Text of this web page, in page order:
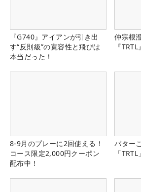
『G740』アイアンが引き出
す“反則級”の寛容性と飛びは
本当だった！
仲宗根
『
8-9月のプレーに2回使える！
コース限定2,000円クーポン
配布中！
パター
「